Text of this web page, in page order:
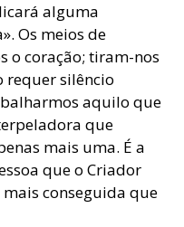
alguma
Os meios de
o coração; tiram-nos
requer silêncio
aquilo que
que
mais uma. É a
que o Criador
conseguida que